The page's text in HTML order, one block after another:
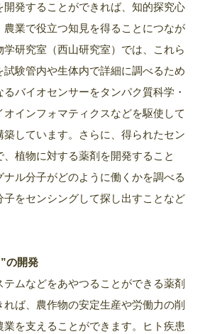
開発することができれば、知的探究心
農業で役立つ知見を得ることにつなが
学研究室（西山研究室）では、これら
試験管内や生体内で詳細に調べるため
バイオセンサーをタンパク質科学・
インフォマティクスなどを駆使して
築しています。さらに、得られたセン
植物に対する薬剤を開発すること
ナル分子がどのように働くかを調べる
子をセンシングして探し出すことなど
の開発
ムなどをあやつることができる薬剤
れば、農作物の安定生産や労働力の削
を支えることができます。ヒト疾患